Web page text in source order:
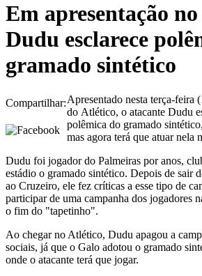
Em apresentação
Dudu esclarece
gramado sintético
Compartilhar:Apresentado nesta terça-feira
do Atlético, o atacante Dudu
polêmica do gramado
mas agora terá que atuar nela
Dudu foi jogador do Palmeiras por anos,
estádio o gramado sintético. Depois de sair
ao Cruzeiro, ele fez críticas a esse tipo de
participar de uma campanha dos jogadores
o fim do "tapetinho".
Ao chegar no Atlético, Dudu apagou a
sociais, já que o Galo adotou o gramado
onde o atacante terá que jogar.